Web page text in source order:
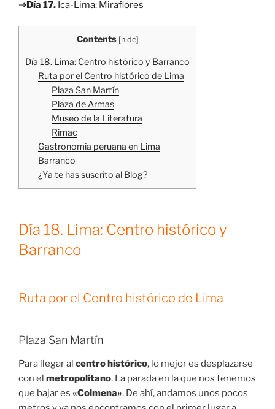
⇒Día 17. Ica-Lima: Miraflores
Contents [hide]
Día 18. Lima: Centro histórico y Barranco
Ruta por el Centro histórico de Lima
Plaza San Martín
Plaza de Armas
Museo de la Literatura
Rimac
Gastronomía peruana en Lima
Barranco
¿Ya te has suscrito al Blog?
Día 18. Lima: Centro histórico y
Barranco
Ruta por el Centro histórico de Lima
Plaza San Martín
Para llegar al centro histórico, lo mejor es desplazarse
con el metropolitano. La parada en la que nos tenemos
que bajar es «Colmena». De ahí, andamos unos pocos